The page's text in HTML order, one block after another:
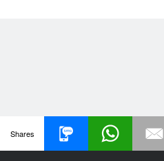
Author WordPress Theme
Shares